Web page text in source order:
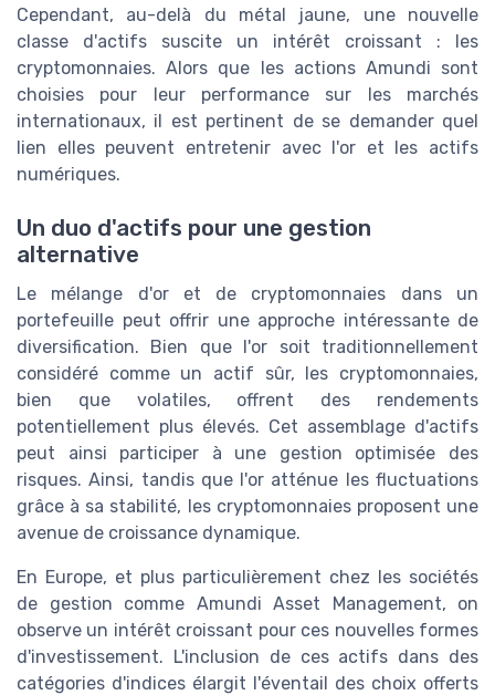
Cependant, au-delà du métal jaune, une nouvelle
classe d'actifs suscite un intérêt croissant : les
cryptomonnaies. Alors que les actions Amundi sont
choisies pour leur performance sur les marchés
internationaux, il est pertinent de se demander quel
lien elles peuvent entretenir avec l'or et les actifs
numériques.
Un duo d'actifs pour une gestion
alternative
Le mélange d'or et de cryptomonnaies dans un
portefeuille peut offrir une approche intéressante de
diversification. Bien que l'or soit traditionnellement
considéré comme un actif sûr, les cryptomonnaies,
bien que volatiles, offrent des rendements
potentiellement plus élevés. Cet assemblage d'actifs
peut ainsi participer à une gestion optimisée des
risques. Ainsi, tandis que l'or atténue les fluctuations
grâce à sa stabilité, les cryptomonnaies proposent une
avenue de croissance dynamique.
En Europe, et plus particulièrement chez les sociétés
de gestion comme Amundi Asset Management, on
observe un intérêt croissant pour ces nouvelles formes
d'investissement. L'inclusion de ces actifs dans des
catégories d'indices élargit l'éventail des choix offerts